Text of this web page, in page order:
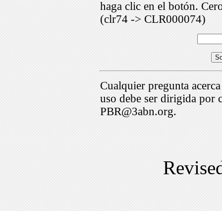
haga clic en el botón.
(clr74 -> CLR000074)
Cualquier pregunta
uso debe ser dirigida por
PBR@3abn.org.